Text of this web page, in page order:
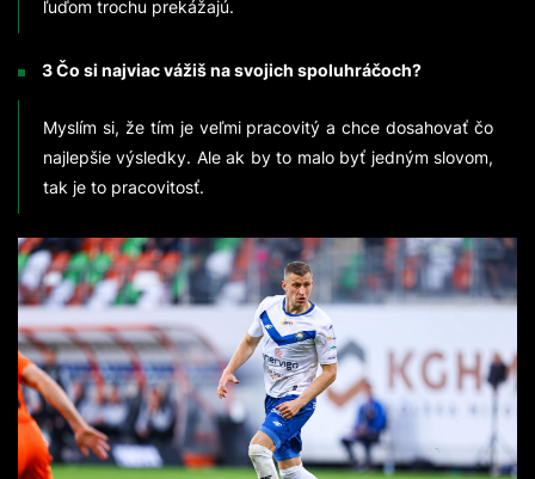
ľuďom trochu prekážajú.
3 Čo si najviac vážiš na svojich spoluhráčoch?
Myslím si, že tím je veľmi pracovitý a chce dosahovať čo
najlepšie výsledky. Ale ak by to malo byť jedným slovom,
tak je to pracovitosť.